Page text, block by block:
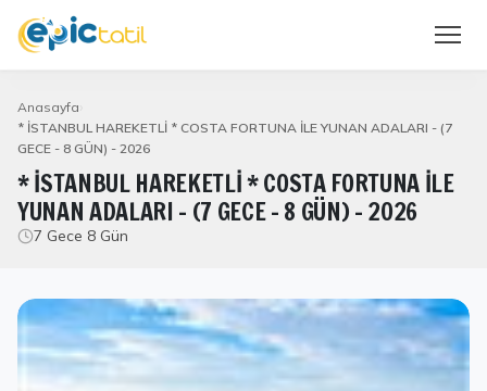
Anasayfa
* İSTANBUL HAREKETLİ * COSTA FORTUNA İLE YUNAN ADALARI - (7
GECE - 8 GÜN) - 2026
* İSTANBUL HAREKETLİ * COSTA FORTUNA İLE
YUNAN ADALARI - (7 GECE - 8 GÜN) - 2026
7 Gece 8 Gün